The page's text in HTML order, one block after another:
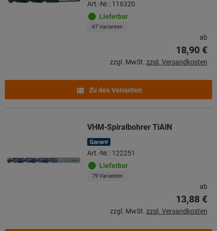
Art.-Nr.: 116320
Lieferbar
67 Varianten
ab
18,90 €
zzgl. MwSt. zzgl. Versandkosten
Zu den Varianten
VHM-Spiralbohrer TiAlN
Art.-Nr.: 122251
Lieferbar
79 Varianten
ab
13,88 €
zzgl. MwSt. zzgl. Versandkosten